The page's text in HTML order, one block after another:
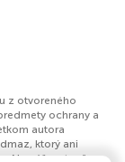
z otvoreného
ochrany a
autora
ktorý ani
Ak máš za to, že